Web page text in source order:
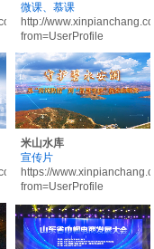
a13585362?
微课、慕课
http://
from=UserProfile
a13585347?
米山水库
宣传片
https://
from=UserProfile